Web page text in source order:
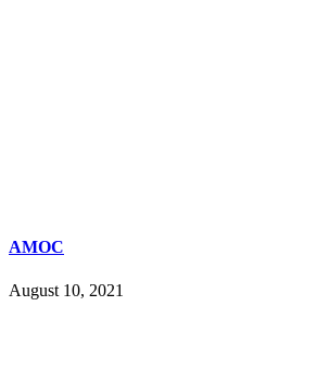
АМОС
August 10, 2021